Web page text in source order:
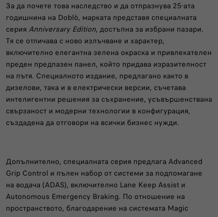
За да почете това наследство и да отпразнува 25-ата
годишнина на Doblò, марката представя специалната
серия Anniversary Edition, достъпна за избрани пазари.
Тя се отличава с ново излъчване и характер,
включително елегантна зелена окраска и привлекателен
преден предпазен панел, който придава изразителност
на пътя. Специалното издание, предлагано както в
дизелови, така и в електрически версии, съчетава
интелигентни решения за съхранение, усъвършенствана
свързаност и модерни технологии в конфигурация,
създадена да отговори на всички бизнес нужди.
Допълнително, специалната серия предлага Advanced
Grip Control и пълен набор от системи за подпомагане
на водача (ADAS), включително Lane Keep Assist и
Autonomous Emergency Braking. По отношение на
пространството, благодарение на системата Magic